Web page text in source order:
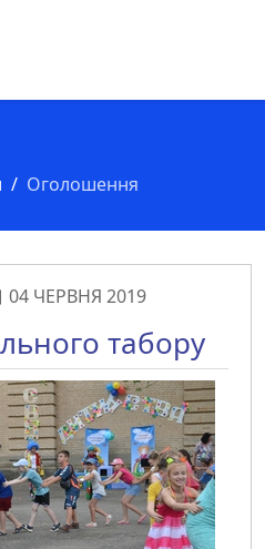
Оголошення
04 ЧЕРВНЯ 2019
табору